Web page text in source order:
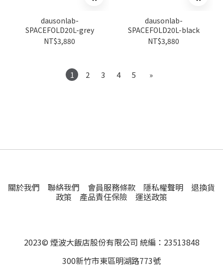
dausonlab-
SPACEFOLD20L-grey
NT$3,880
dausonlab-
SPACEFOLD20L-black
NT$3,880
1 2 3 4 5 »
關於我們 聯絡我們 會員服務條款 隱私權聲明 退換貨
政策 產品責任保險 運送政策
2023© 煙波大飯店股份有限公司 統編：23513848
300新竹市東區明湖路773號